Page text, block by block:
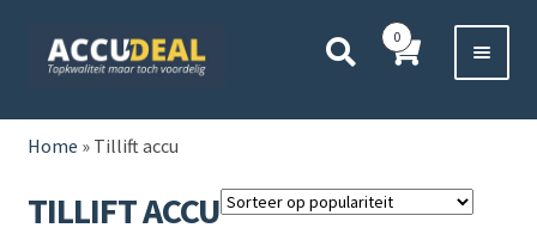
door
naar
direct
naar
HOME
Home » Tillift accu
TILLIFT ACCU
0